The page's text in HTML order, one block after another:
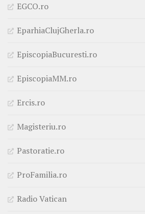
EGCO.ro
EparhiaClujGherla.ro
EpiscopiaBucuresti.ro
EpiscopiaMM.ro
Ercis.ro
Magisteriu.ro
Pastoratie.ro
ProFamilia.ro
Radio Vatican